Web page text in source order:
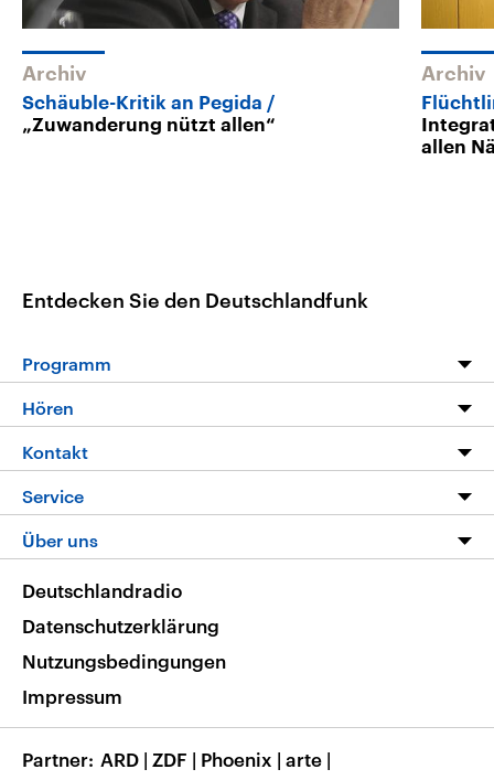
Archiv
Schäuble-Kritik an Pegida
„Zuwanderung nützt allen“
Archiv
allen
Entdecken Sie den Deutschlandfunk
Programm
Programm
Die Nachrichten
Nachrichtenleicht
Neue Beiträge auf dlf.de
Hören
Livestream
Podcasts
Deutschlandfunk App
Nachrichten App
Frequenzen
Kontakt
Hörerservice
Service
FAQ
Veranstaltungen
Musikliste
RSS
Über uns
Barrierefreiheit
Deutschlandradio
Datenschutzerklärung
Nutzungsbedingungen
Impressum
Partner ARD | ZDF | Phoenix | arte |